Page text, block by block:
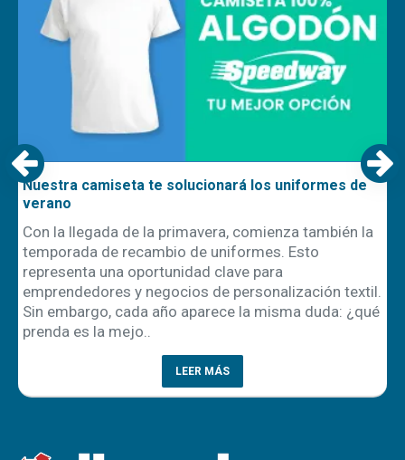
Nuestra camiseta te solucionará los uniformes de
verano
Con la llegada de la primavera, comienza también la
temporada de recambio de uniformes. Esto
representa una oportunidad clave para
emprendedores y negocios de personalización textil.
Sin embargo, cada año aparece la misma duda: ¿qué
prenda es la mejo..
LEER MÁS